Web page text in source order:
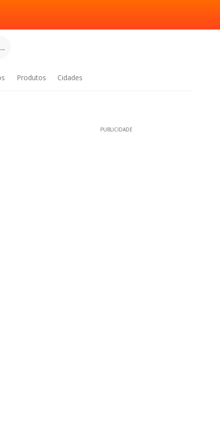
Produtos Cidades
PUBLICIDADE